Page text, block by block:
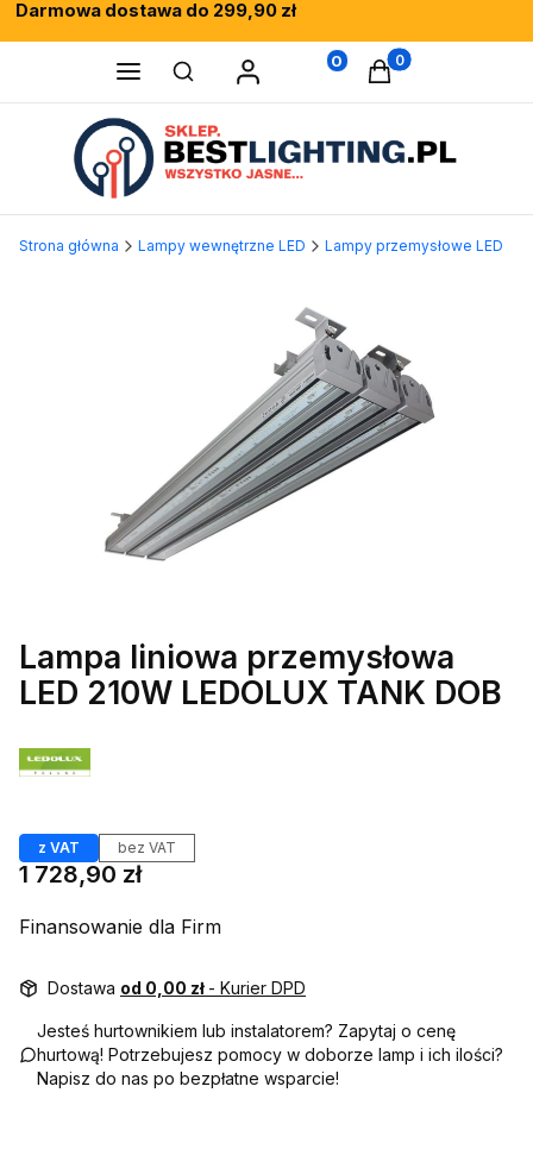
Darmowa dostawa do 299,90 zł
Rewelacyjne opinie klientów
Fachowe doradztwo
Otwórz wyszukiwarkę
0 Produkty w
Strona główna Lampy wewnętrzne LED Lampy przemysłowe LED
Lampa liniowa przemysłowa
LED 210W LEDOLUX TANK DOB
z VAT bez VAT
Cena
1 728,90 zł
Finansowanie dla Firm
Dostawa od 0,00 zł - Kurier DPD
Jesteś hurtownikiem lub instalatorem? Zapytaj o cenę
hurtową! Potrzebujesz pomocy w doborze lamp i ich ilości?
Napisz do nas po bezpłatne wsparcie!